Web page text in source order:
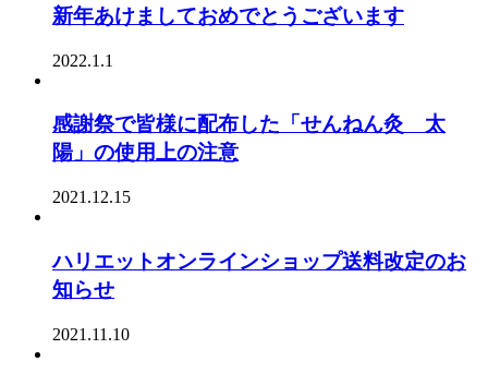
新年あけましておめでとうございます
2022.1.1
感謝祭で皆様に配布した「せんねん灸 太
陽」の使用上の注意
2021.12.15
ハリエットオンラインショップ送料改定のお
知らせ
2021.11.10